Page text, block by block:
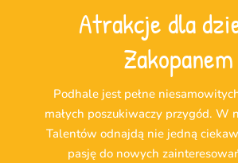
Atrakcje dla
Zakopanem
Podhale jest pełne
małych poszukiwaczy przygód. W
Talentów odnajdą nie jedną
pasję do nowych